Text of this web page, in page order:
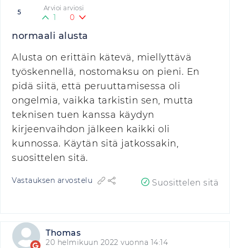
5 Arvioi arviosi
1 0
normaali alusta
Alusta on erittäin kätevä, miellyttävä
työskennellä, nostomaksu on pieni. En
pidä siitä, että peruuttamisessa oli
ongelmia, vaikka tarkistin sen, mutta
teknisen tuen kanssa käydyn
kirjeenvaihdon jälkeen kaikki oli
kunnossa. Käytän sitä jatkossakin,
suosittelen sitä.
Vastauksen arvostelu Suosittelen sitä
Thomas
20 helmikuun 2022 vuonna 14:14